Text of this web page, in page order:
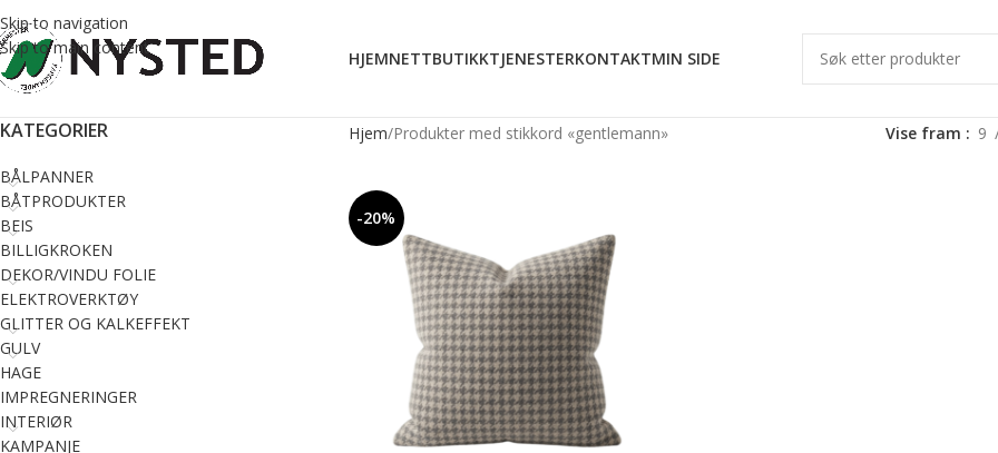
Skip to navigation
Skip to main content
HJEMNETTBUTIKKTJENESTERKONTAKTMIN SIDE
KATEGORIER
BÅLPANNER
BÅTPRODUKTER
BEIS
BILLIGKROKEN
DEKOR/VINDU FOLIE
ELEKTROVERKTØY
GLITTER OG KALKEFFEKT
GULV
HAGE
IMPREGNERINGER
INTERIØR
KAMPANJE
Hjem Produkter med stikkord «gentlemann» Vise fram 9
-20%